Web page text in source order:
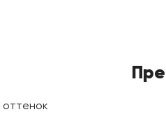
оттенок